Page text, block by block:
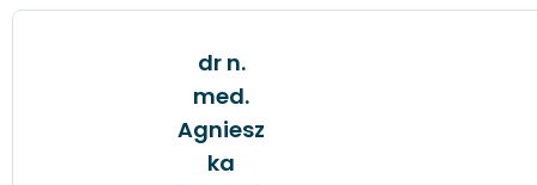
dr n.
med.
Agniesz
ka